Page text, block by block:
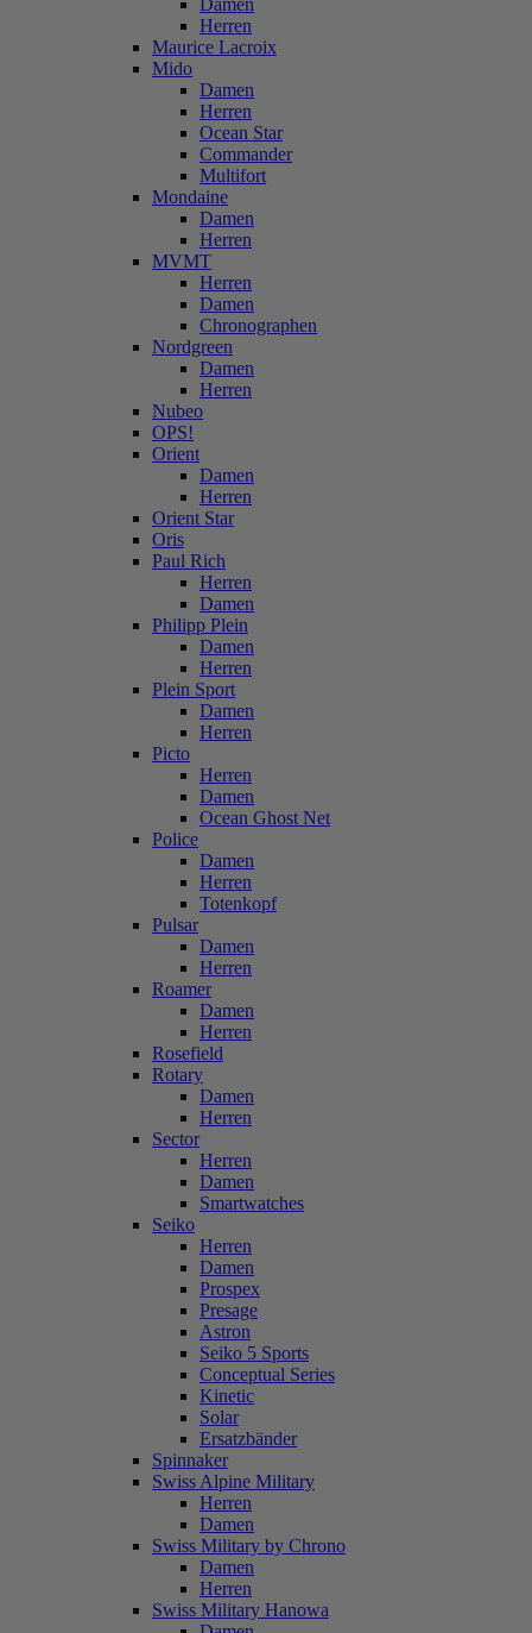
Damen
Herren
Maurice Lacroix
Mido
Damen
Herren
Ocean Star
Commander
Multifort
Mondaine
Damen
Herren
MVMT
Herren
Damen
Chronographen
Nordgreen
Damen
Herren
Nubeo
OPS!
Orient
Damen
Herren
Orient Star
Oris
Paul Rich
Herren
Damen
Philipp Plein
Damen
Herren
Plein Sport
Damen
Herren
Picto
Herren
Damen
Ocean Ghost Net
Police
Damen
Herren
Totenkopf
Pulsar
Damen
Herren
Roamer
Damen
Herren
Rosefield
Rotary
Damen
Herren
Sector
Herren
Damen
Smartwatches
Seiko
Herren
Damen
Prospex
Presage
Astron
Seiko 5 Sports
Conceptual Series
Kinetic
Solar
Ersatzbänder
Spinnaker
Swiss Alpine Military
Herren
Damen
Swiss Military by Chrono
Damen
Herren
Swiss Military Hanowa